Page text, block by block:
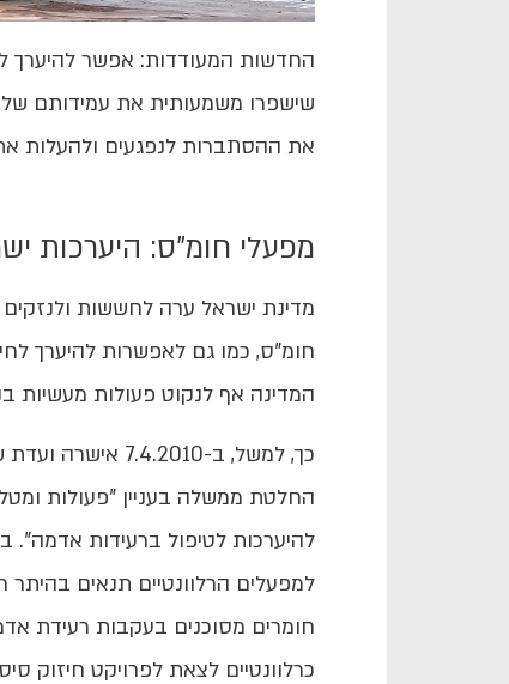
החדשות המעודדות: אפשר להיערך
שישפרו משמעותית את עמידותם
את ההסתברות לנפגעים ולהעלות
מפעלי חומ"ס: היערכות
מדינת ישראל ערה לחששות
חומ"ס, כמו גם לאפשרות להיערך
המדינה אף לנקוט פעולות מעשיות
כך, למשל, ב-
החלטת ממשלה בעניין "פעולות
להיערכות לטיפול ברעידות
למפעלים הרלוונטיים תנאים בהיתר
חומרים מסוכנים בעקבות רעידת
כרלוונטיים לצאת לפרויקט חיזוק